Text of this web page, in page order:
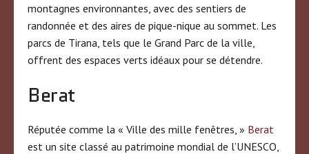
montagnes environnantes, avec des sentiers de
randonnée et des aires de pique-nique au sommet. Les
parcs de Tirana, tels que le Grand Parc de la ville,
offrent des espaces verts idéaux pour se détendre.
Berat
Réputée comme la « Ville des mille fenêtres, » Berat
est un site classé au patrimoine mondial de l’UNESCO,